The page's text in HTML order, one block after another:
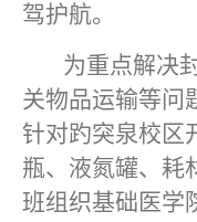
驾护航。
为重点解决
关物品运输等问
针对趵突泉校区
瓶、液氮罐、耗
班组织基础医学